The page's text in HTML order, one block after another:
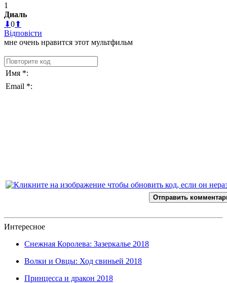
1
Диаль
⬇0⬆
Відповісти
мне очень нравится этот мультфильм
Имя *:
Email *:
Отправить
Интересное
Снежная Королева: Зазеркалье 2018
Волки и Овцы: Ход свиньей 2018
Принцесса и дракон 2018